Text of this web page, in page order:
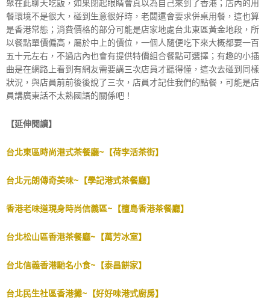
聚在此聊天吃飯，如果閉起眼睛會真以為自己來到了香港；店內的用
餐環境不是很大，碰到生意很好時，老闆還會要求併桌用餐，這也算
是香港常態；消費價格的部分可能是店家地處台北東區黃金地段，所
以餐點單價偏高，屬於中上的價位，一個人隨便吃下來大概都要一百
五十元左右，不過店內也會有提供特價組合餐點可選擇；有趣的小插
曲是在網路上看到有網友需要講三次店員才聽得懂，這次去碰到同樣
狀況，與店員前前後後說了三次，店員才記住我們的點餐，可能是店
員講廣東話不太熟國語的關係吧！
【延伸閱讀】
台北東區時尚港式茶餐廳~【荷李活茶街】
台北元朗傳奇美味~【學記港式茶餐廳】
香港老味道現身時尚信義區~【檀島香港茶餐廳】
台北松山區香港茶餐廳~【萬芳冰室】
台北信義香港馳名小食~【泰昌餅家】
台北民生社區香港攤~【好好味港式廚房】